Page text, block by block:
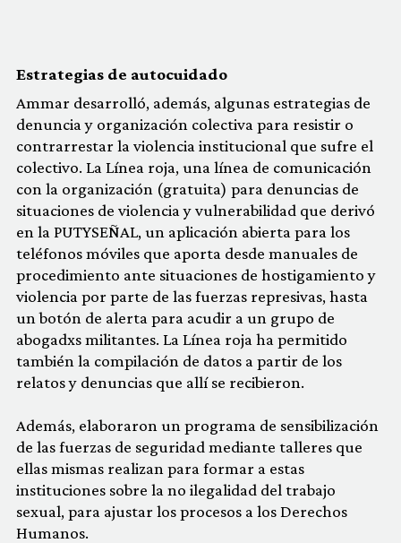
Estrategias de autocuidado
Ammar desarrolló, además, algunas estrategias de
denuncia y organización colectiva para resistir o
contrarrestar la violencia institucional que sufre el
colectivo. La Línea roja, una línea de comunicación
con la organización (gratuita) para denuncias de
situaciones de violencia y vulnerabilidad que derivó
en la PUTYSEÑAL, un aplicación abierta para los
teléfonos móviles que aporta desde manuales de
procedimiento ante situaciones de hostigamiento y
violencia por parte de las fuerzas represivas, hasta
un botón de alerta para acudir a un grupo de
abogadxs militantes. La Línea roja ha permitido
también la compilación de datos a partir de los
relatos y denuncias que allí se recibieron.
Además, elaboraron un programa de sensibilización
de las fuerzas de seguridad mediante talleres que
ellas mismas realizan para formar a estas
instituciones sobre la no ilegalidad del trabajo
sexual, para ajustar los procesos a los Derechos
Humanos.